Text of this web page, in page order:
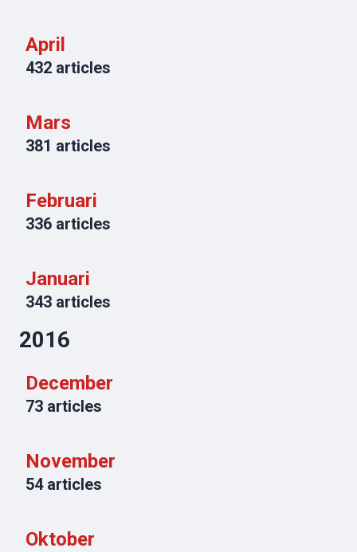
April
432 articles
Mars
381 articles
Februari
336 articles
Januari
343 articles
2016
December
73 articles
November
54articles
Oktober